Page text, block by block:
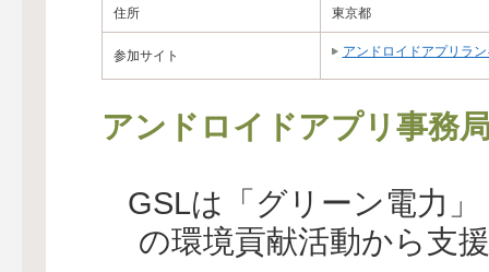
住所 東京都
参加サイト アンドロイドアプリラ
アンドロイドアプリ事務
GSLは「グリーン電力
の環境貢献活動から支